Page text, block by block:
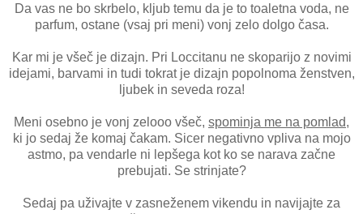
Da vas ne bo skrbelo, kljub temu da je to toaletna voda, ne
parfum, ostane (vsaj pri meni) vonj zelo dolgo časa.
Kar mi je všeč je dizajn. Pri Loccitanu ne skoparijo z novimi
idejami, barvami in tudi tokrat je dizajn popolnoma ženstven,
ljubek in seveda roza!
Meni osebno je vonj zelooo všeč, spominja me na pomlad,
ki jo sedaj že komaj čakam. Sicer negativno vpliva na mojo
astmo, pa vendarle ni lepšega kot ko se narava začne
prebujati. Se strinjate?
Sedaj pa uživajte v zasneženem vikendu in navijajte za